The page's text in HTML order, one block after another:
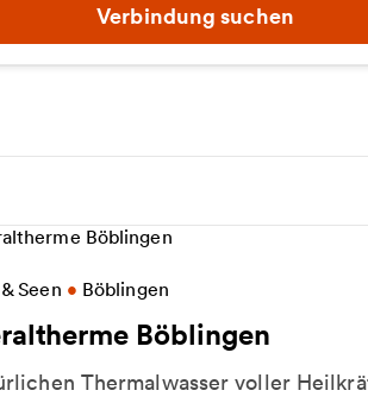
Verbindung suchen
Seen • Böblingen
Böblingen
Thermalwasser voller
Informationen zu Mineraltherme